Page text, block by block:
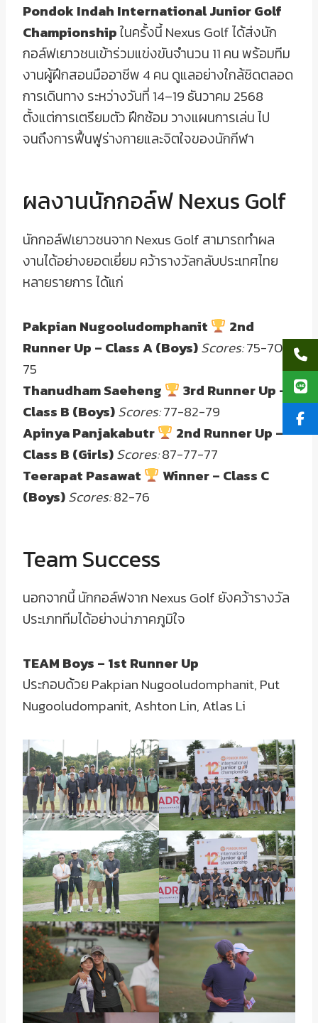
Pondok Indah International Junior Golf
Championshipในครั้งนี้ Nexus Golf ได้ส่งนัก
กอล์ฟเยาวชนเข้าร่วมแข่งขันจำนวน 11 คน พร้อมทีม
งานผู้ฝึกสอนมืออาชีพ 4 คน ดูแลอย่างใกล้ชิดตลอด
การเดินทาง ระหว่างวันที่ 14–19 ธันวาคม 2568
ตั้งแต่การเตรียมตัว ฝึกซ้อม วางแผนการเล่น ไป
จนถึงการฟื้นฟูร่างกายและจิตใจของนักกีฬา
ผลงานนักกอล์ฟ Nexus Golf
นักกอล์ฟเยาวชนจาก Nexus Golf สามารถทำผล
งานได้อย่างยอดเยี่ยม คว้ารางวัลกลับประเทศไทย
หลายรายการ ได้แก่
Pakpian Nugooludomphanit
2nd
Runner Up – Class A (Boys)Scores:75-70-
75
Thanudham Saeheng
3rd Runner Up –
Class B (Boys)Scores:77-82-79
Apinya Panjakabutr
2nd Runner Up –
Class B (Girls)Scores:87-77-77
Teerapat Pasawat
Winner – Class C
(Boys)Scores:82-76
Team Success
นอกจากนี้ นักกอล์ฟจาก Nexus Golf ยังคว้ารางวัล
ประเภททีมได้อย่างน่าภาคภูมิใจ
TEAM Boys – 1st Runner Up
ประกอบด้วย Pakpian Nugooludomphanit, Put
Nugooludompanit, Ashton Lin, Atlas Li